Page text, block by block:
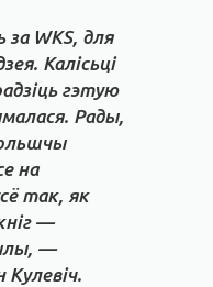
WKS, для
Калісьці
гэтую
Рады,
на
так, як
—
—
Кулевіч.